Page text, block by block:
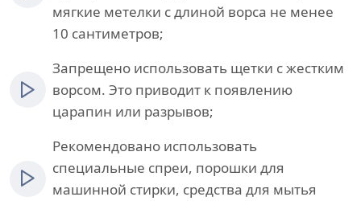
мягкие метелки с длиной ворса не менее
10 сантиметров;
Запрещено использовать щетки с жестким
ворсом. Это приводит к появлению
царапин или разрывов;
Рекомендовано использовать
специальные спреи, порошки для
машинной стирки, средства для мытья